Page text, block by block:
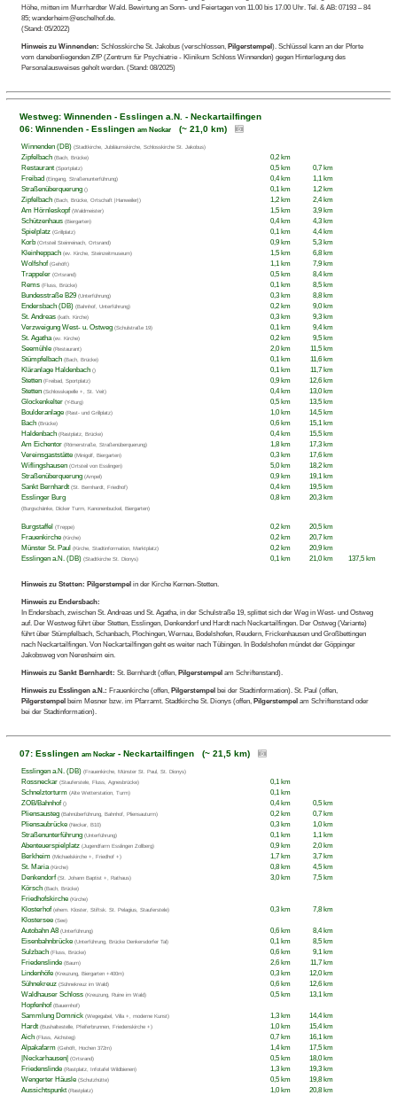
Höhe, mitten im Murrhardter Wald. Bewirtung an Sonn- und Feiertagen von 11.00 bis 17.00 Uhr. Tel. & AB: 07193 – 84
85; wanderheim@eschelhof.de.
(Stand: 05/2022)
Hinweis zu Winnenden: Schlosskirche St. Jakobus (verschlossen, Pilgerstempel). Schlüssel kann an der Pforte
vom danebenliegenden ZfP (Zentrum für Psychiatrie - Klinikum Schloss Winnenden) gegen Hinterlegung des
Personalausweises geholt werden. (Stand: 08/2025)
Westweg: Winnenden - Esslingen a.N. - Neckartailfingen
06: Winnenden - Esslingen am Neckar(~ 21,0 km)
Winnenden (DB) (Stadtkirche, Jubiläumskirche, Schlosskirche St. Jakobus)
Zipfelbach (Bach, Brücke)
0,2 km
Restaurant (Sportplatz) 0,5 km
0,7 km
Freibad (Eingang, Straßenunterführung) 0,4 km
1,1 km
Straßenüberquerung () 0,1 km
1,2 km
Zipfelbach (Bach, Brücke, Ortschaft |Hanweiler|) 1,2 km
2,4 km
Am Hörnleskopf(Waldmeister) 1,5 km
3,9 km
Schützenhaus (Biergarten) 0,4 km
4,3 km
Spielplatz (Grillplatz) 0,1 km
4,4 km
Korb (Ortsteil Steinreinach, Ortsrand) 0,9 km
5,3 km
Kleinheppach (ev. Kirche, Steinzeitmuseum) 1,5 km
6,8 km
Wolfshof(Gehöft) 1,1 km
7,9 km
Trappeler (Ortsrand) 0,5 km
8,4 km
Rems (Fluss, Brücke) 0,1 km
8,5 km
Bundesstraße B29 (Unterführung) 0,3 km
8,8 km
Endersbach (DB) (Bahnhof, Unterführung) 0,2 km
9,0 km
St. Andreas (kath. Kirche) 0,3 km
9,3 km
Verzweigung West- u. Ostweg (Schulstraße 19) 0,1 km
9,4 km
St. Agatha (ev. Kirche) 0,2 km
9,5 km
Seemühle (Restaurant) 2,0 km
11,5 km
Stümpfelbach (Bach, Brücke) 0,1 km
11,6 km
Kläranlage Haldenbach () 0,1 km
11,7 km
Stetten (Freibad, Sportplatz) 0,9 km
12,6 km
Stetten (Schlosskapelle +, St. Veit) 0,4 km
13,0 km
Glockenkelter (Y-Burg) 0,5 km
13,5 km
Boulderanlage (Rast- und Grillplatz) 1,0 km
14,5 km
Bach (Brücke) 0,6 km
15,1 km
Haldenbach (Rastplatz, Brücke) 0,4 km
15,5 km
Am Eichentor (Römerstraße, Straßenüberquerung) 1,8 km
17,3 km
Vereinsgaststätte (Minigolf, Biergarten) 0,3 km
17,6 km
Wiflingshausen (Ortsteil von Esslingen) 5,0 km
18,2 km
Straßenüberquerung (Ampel) 0,9 km
19,1 km
Sankt Bernhardt (St. Bernhardt, Friedhof) 0,4 km
19,5 km
Esslinger Burg
0,8 km 20,3 km
(Burgschänke, Dicker Turm, Kanonenbuckel, Biergarten)
Burgstaffel (Treppe) 0,2 km
20,5 km
Frauenkirche (Kirche) 0,2 km
20,7 km
Münster St. Paul (Kirche, Stadtinformation, Marktplatz) 0,2 km
20,9 km
Esslingen a.N. (DB) (Stadtkirche St. Dionys) 0,1 km 21,0 km 137,5 km
Hinweis zu Stetten: Pilgerstempelin der Kirche Kernen-Stetten.
Hinweis zu Endersbach:
In Endersbach, zwischen St. Andreas und St. Agatha, in der Schulstraße 19, splittet sich der Weg in West- und Ostweg
auf. Der Westweg führt über Stetten, Esslingen, Denkendorf und Hardt nach Neckartailfingen. Der Ostweg (Variante)
führt über Stümpfelbach, Schanbach, Plochingen, Wernau, Bodelshofen, Reudern, Frickenhausen und Großbettingen
nach Neckartailfingen. Von Neckartailfingen geht es weiter nach Tübingen. In Bodelshofen mündet der Göppinger
Jakobsweg von Neresheim ein.
Hinweis zu Sankt Bernhardt: St. Bernhardt (offen, Pilgerstempelam Schriftenstand).
Hinweis zu Esslingen a.N.: Frauenkirche (offen, Pilgerstempelbei der Stadtinformation). St. Paul (offen,
Pilgerstempelbeim Mesner bzw. im Pfarramt. Stadtkirche St. Dionys (offen, Pilgerstempelam Schriftenstand oder
bei der Stadtinformation).
07: Esslingen am Neckar- Neckartailfingen (~ 21,5 km)
Esslingen a.N. (DB) (Frauenkirche, Münster St. Paul, St. Dionys)
Rossneckar (Stauferstele, Fluss, Agnesbrücke)
0,1 km
Schnelztorturm (Alte Wetterstation, Turm)
0,1 km
ZOB/Bahnhof() 0,4 km
0,5 km
Pliensausteg (Bahnüberführung, Bahnhof, Pliensauturm) 0,2 km
0,7 km
Pliensaubrücke (Neckar, B10) 0,3 km
1,0 km
Straßenunterführung (Unterführung) 0,1 km
1,1 km
Abenteuerspielplatz (Jugendfarm Esslingen Zollberg) 0,9 km
2,0 km
Berkheim (Michaelskirche +, Friedhof +) 1,7 km
3,7 km
St. Maria (Kirche) 0,8 km
4,5 km
Denkendorf(St. Johann Baptist +, Rathaus) 3,0 km
7,5 km
Körsch (Bach, Brücke)
Friedhofskirche (Kirche)
Klosterhof(ehem. Kloster, Stiftsk. St. Pelagius, Stauferstele) 0,3 km
7,8 km
Klostersee (See)
Autobahn A8 (Unterführung) 0,6 km
8,4 km
Eisenbahnbrücke (Unterführung, Brücke Denkersdorfer Tal) 0,1 km
8,5 km
Sulzbach (Fluss, Brücke) 0,6 km
9,1 km
Friedenslinde (Baum) 2,6 km
11,7 km
Lindenhöfe (Kreuzung, Biergarten +400m) 0,3 km
12,0 km
Sühnekreuz (Sühnekreuz im Wald) 0,6 km
12,6 km
Waldhauser Schloss (Kreuzung, Ruine im Wald) 0,5 km
13,1 km
Hopfenhof(Bauernhof)
Sammlung Domnick (Wegegabel, Villa +, moderne Kunst) 1,3 km
14,4 km
Hardt (Bushaltestelle, Pfeiferbrunnen, Friedenskirche +) 1,0 km
15,4 km
Aich (Fluss, Aichsteg) 0,7 km
16,1 km
Alpakafarm (Gehöft, Hochen 372m) 1,4 km
17,5 km
|Neckarhausen|
(Ortsrand) 0,5 km
18,0 km
Friedenslinde (Rastplatz, Infotafel Wildbienen) 1,3 km
19,3 km
Wengerter Häusle (Schutzhütte) 0,5 km
19,8 km
Aussichtspunkt (Rastplatz) 1,0 km
20,8 km